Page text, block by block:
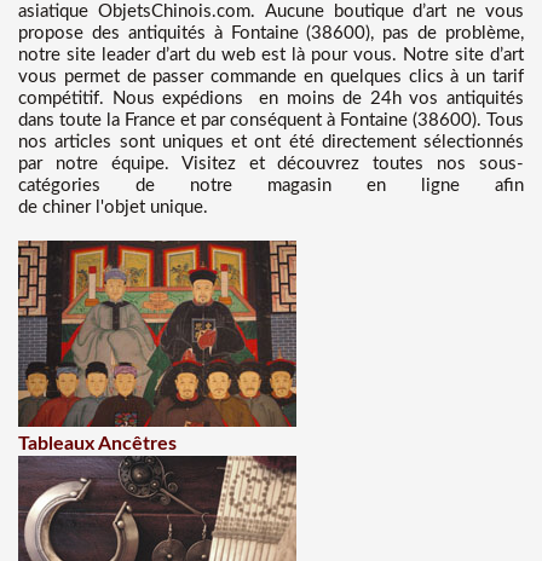
asiatique ObjetsChinois.com. Aucune boutique d’art ne vous
propose des antiquités à Fontaine (38600), pas de problème,
notre site leader d’art du web est là pour vous. Notre site d’art
vous permet de passer commande en quelques clics à un tarif
compétitif. Nousexpédions en moins de 24h vos antiquités
dans toute la France et par conséquent à Fontaine (38600). Tous
nos articles sont uniques et ont été directement sélectionnés
par notre équipe. Visitez et découvrez toutes nos sous-
catégories de notre magasin en ligne afin
de chiner l'objet unique.
Tableaux Ancêtres